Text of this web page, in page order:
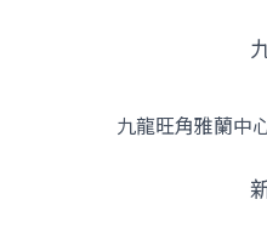
九龍旺角雅蘭中